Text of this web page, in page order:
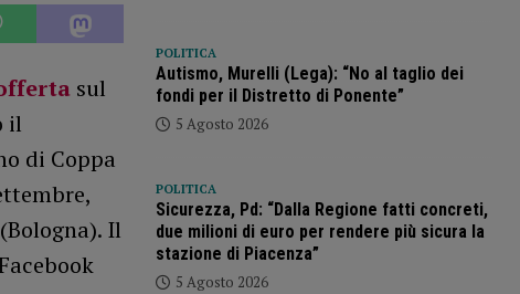
sul
il
di Coppa
Il
POLITICA
Autismo, Murelli (Lega): “No al taglio dei
fondi per il Distretto di Ponente”
5 Agosto 2026
POLITICA
Sicurezza, Pd: “Dalla Regione fatti concreti,
due milioni di euro per rendere più sicura la
stazione di Piacenza”
5 Agosto 2026